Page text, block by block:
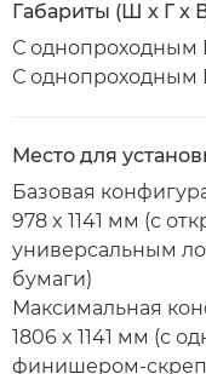
Габариты (Ш x Г x
С однопроходным
С однопроходным
Место для
Базовая
978 x 1141 мм (с
универсальным
бумаги)
Максимальная
1806 x 1141 мм (с
финишером-